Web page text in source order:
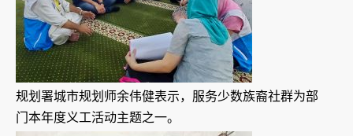
规划署城市规划师余伟健表示，服务少数族裔社群为部
门本年度义工活动主题之一。